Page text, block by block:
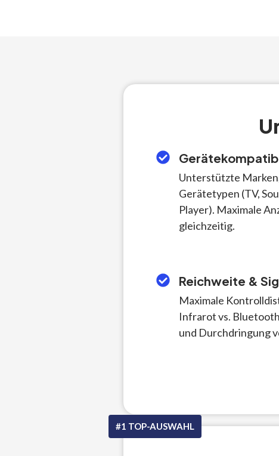
Unterstützte
Gerätetypen (TV,
Player). Maximale
gleichzeitig.
Reichweite &
Maximale
Infrarot vs.
und Durchdringung
#1 TOP-AUSWAHL